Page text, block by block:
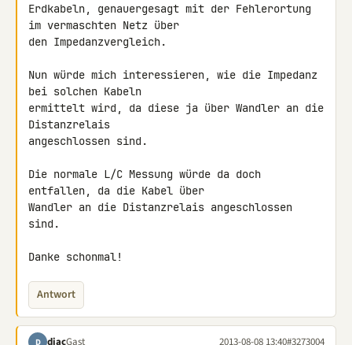
Erdkabeln, genauergesagt mit der Fehlerortung
im vermaschten Netz über
den Impedanzvergleich.
Nun würde mich interessieren, wie die Impedanz
bei solchen Kabeln
ermittelt wird, da diese ja über Wandler an die
Distanzrelais
angeschlossen sind.
Die normale L/C Messung würde da doch
entfallen, da die Kabel über
Wandler an die Distanzrelais angeschlossen
sind.
Danke schonmal!
Antwort
D diacGast 2013-08-08 13:40#3273004